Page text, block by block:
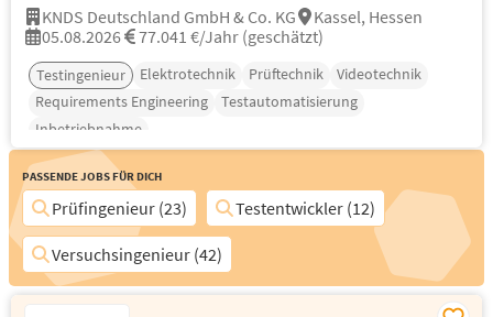
KNDS Deutschland GmbH & Co. KG
Kassel, Hessen
05.08.2026
77.041 €/Jahr (geschätzt)
Testingenieur Elektrotechnik Prüftechnik
Videotechnik
Requirements Engineering
Testautomatisierung
Inbetriebnahme
Passende Jobs für Dich
Prüfingenieur (23)
Testentwickler (12)
Versuchsingenieur (42)